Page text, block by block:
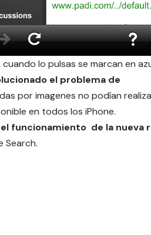
cuando lo pulsas se marcan en
el problema de
por imagenes no podían
en todos los iPhone.
funcionamiento de la nueva
Search.